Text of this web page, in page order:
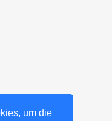
um die